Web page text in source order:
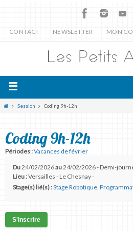
CONTACT NEWSLETTER MON
Session Coding 9h-12h
Coding 9h-12h
Périodes :Vacances de février
Du24/02/2026au24/02/2026 - Demi-
Lieu :Versailles - Le Chesnay -
Stage(s) lié(s) :Stage Robotique,
S'inscrire